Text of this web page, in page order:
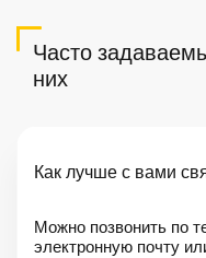
Часто
них
Как лучше с вами
Можно позвонить по
электронную почту